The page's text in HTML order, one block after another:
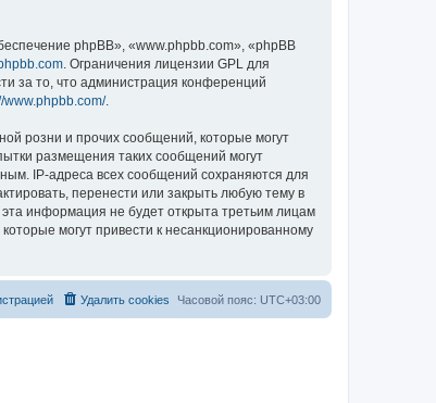
phpBB», «www.phpbb.com», «phpBB
. Ограничения лицензии GPL для
за то, что администрация конференций
www.phpbb.com/.
розни и прочих сообщений, которые могут
размещения таких сообщений могут
IP-адреса всех сообщений сохраняются для
перенести или закрыть любую тему в
информация не будет открыта третьим лицам
могут привести к несанкционированному
Часовой пояс: UTC+03:00
Удалить cookies